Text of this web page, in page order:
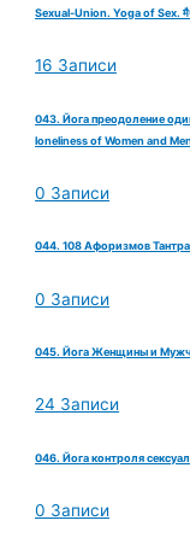
Sexual-Union. Yoga of Sex.
16 Записи
043. Йога преодоление
loneliness of Women and
0 Записи
044. 108 Афоризмов
0 Записи
045. Йога Женщины и
24 Записи
046. Йога контроля
0 Записи